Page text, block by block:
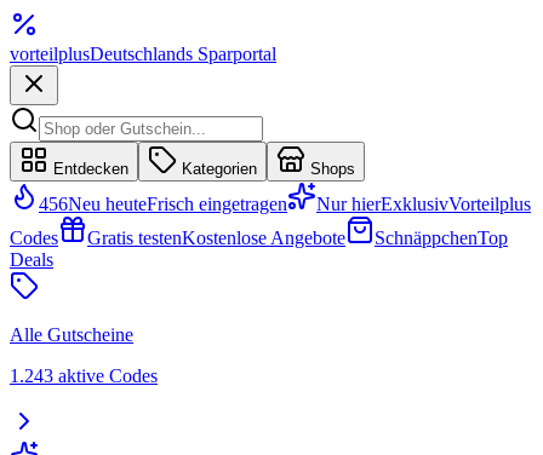
vorteilplusDeutschlands Sparportal
Entdecken Kategorien Shops
456Neu heuteFrisch eingetragen Nur hierExklusivVorteilplus
Codes
Gratis testenKostenlose Angebote SchnäppchenTop
Deals
Alle Gutscheine
1.243 aktive Codes